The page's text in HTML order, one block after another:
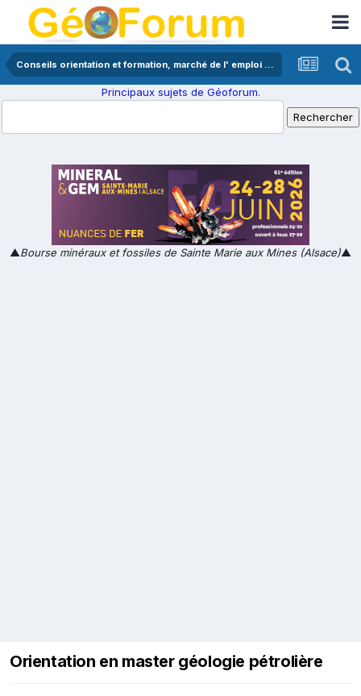
Conseils orientation et formation, marché de l' emploi en géologie
Principaux sujets de Géoforum.
▲Bourse minéraux et fossiles de Sainte Marie aux Mines (Alsace)▲
Orientation en master géologie pétrolière